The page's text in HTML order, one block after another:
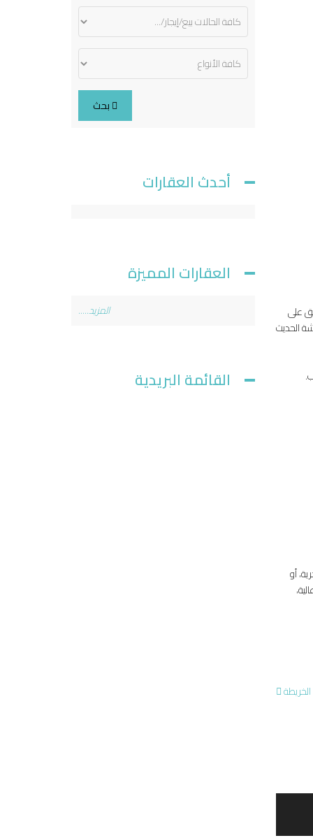
المشروع لتخديم السكان . ضمن بلوكين سكنيين على ارتفاع 30 طابق على
الحديث
أو
أحدث العقارات
العقارات المميزة
المزيد.....
القائمة البريدية